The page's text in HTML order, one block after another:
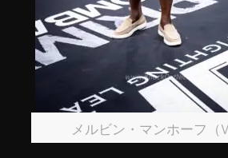
メルビン・マンホーフ（